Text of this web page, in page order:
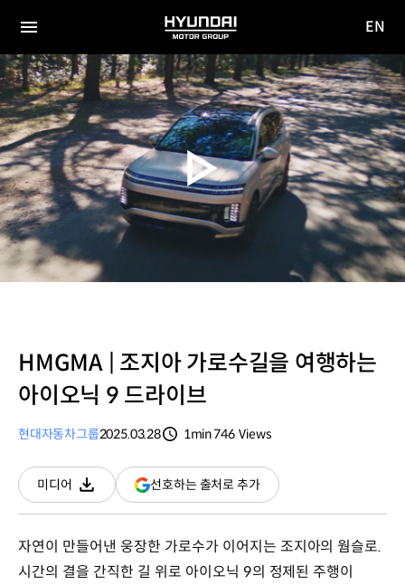
전체
메뉴
HYUNDAI
MOTOR
GROUP
사이
이동
EN
HMGMA | 조지아 가로수길을 여행하는
아이오닉 9 드라이브
현대자동차그룹2025.03.28
1min746 Views
미디어
다운로드
선호하는 출처로 추가(새
창
자연이 만들어낸 웅장한 가로수가 이어지는 조지아의 웜슬로.
시간의 결을 간직한 길 위로 아이오닉 9의 정제된 주행이